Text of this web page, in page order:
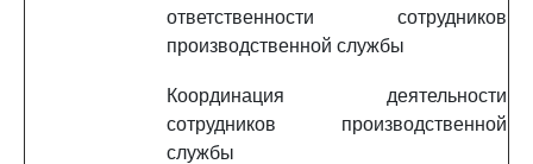
ответственности сотрудников
производственной службы
Координация деятельности
сотрудников производственной
службы